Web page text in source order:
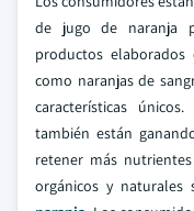
de jugo de naranja
productos elaborados
como naranjas de
características
también están
retener más
orgánicos y naturales